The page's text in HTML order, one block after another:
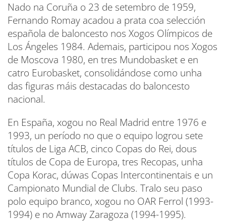
Nado na Coruña o 23 de setembro de 1959,
Fernando Romay acadou a prata coa selección
española de baloncesto nos Xogos Olímpicos de
Los Ángeles 1984. Ademais, participou nos Xogos
de Moscova 1980, en tres Mundobasket e en
catro Eurobasket, consolidándose como unha
das figuras máis destacadas do baloncesto
nacional.
En España, xogou no Real Madrid entre 1976 e
1993, un período no que o equipo logrou sete
títulos de Liga ACB, cinco Copas do Rei, dous
títulos de Copa de Europa, tres Recopas, unha
Copa Korac, dúwas Copas Intercontinentais e un
Campionato Mundial de Clubs. Tralo seu paso
polo equipo branco, xogou no OAR Ferrol (1993-
1994) e no Amway Zaragoza (1994-1995).